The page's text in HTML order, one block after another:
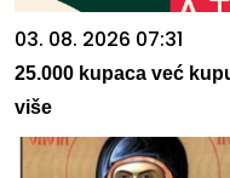
03. 08. 2026 07:31
25.000 kupaca već
više